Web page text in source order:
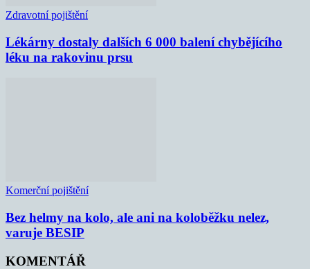
Zdravotní pojištění
Lékárny dostaly dalších 6 000 balení chybějícího
léku na rakovinu prsu
Komerční pojištění
Bez helmy na kolo, ale ani na koloběžku nelez,
varuje BESIP
KOMENTÁŘ